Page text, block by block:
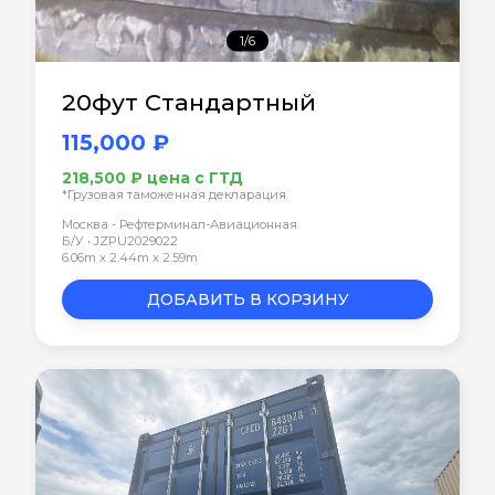
1/6
20фут Стандартный
115,000 ₽
218,500 ₽ цена с ГТД
*Грузовая таможенная декларация
Москва - Рефтерминал-Авиационная
Б/У • JZPU2029022
6.06m x 2.44m x 2.59m
ДОБАВИТЬ В КОРЗИНУ